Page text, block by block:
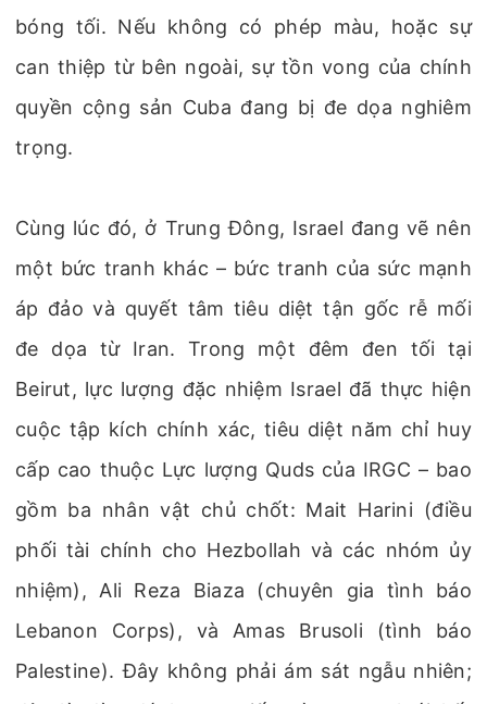
bóng tối. Nếu không có phép màu, hoặc sự
can thiệp từ bên ngoài, sự tồn vong của chính
quyền cộng sản Cuba đang bị đe dọa nghiêm
trọng.
Cùng lúc đó, ở Trung Đông, Israel đang vẽ nên
một bức tranh khác – bức tranh của sức mạnh
áp đảo và quyết tâm tiêu diệt tận gốc rễ mối
đe dọa từ Iran. Trong một đêm đen tối tại
Beirut, lực lượng đặc nhiệm Israel đã thực hiện
cuộc tập kích chính xác, tiêu diệt năm chỉ huy
cấp cao thuộc Lực lượng Quds của IRGC – bao
gồm ba nhân vật chủ chốt: Mait Harini (điều
phối tài chính cho Hezbollah và các nhóm ủy
nhiệm), Ali Reza Biaza (chuyên gia tình báo
Lebanon Corps), và Amas Brusoli (tình báo
Palestine). Đây không phải ám sát ngẫu nhiên;